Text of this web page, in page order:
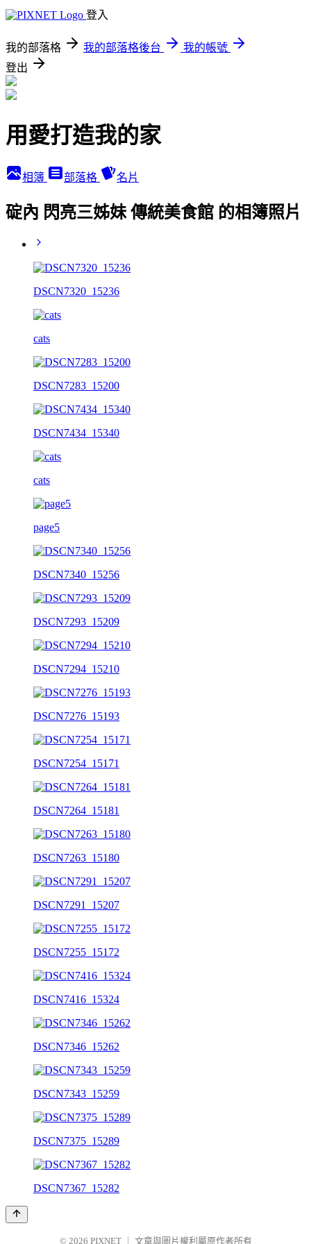
登入
我的部落格 我的部落格後台
我的帳號
登出
用愛打造我的家
相簿 部落格 名片
碇內 閃亮三姊妹 傳統美食館 的相簿照片
DSCN7320_15236
cats
DSCN7283_15200
DSCN7434_15340
cats
page5
DSCN7340_15256
DSCN7293_15209
DSCN7294_15210
DSCN7276_15193
DSCN7254_15171
DSCN7264_15181
DSCN7263_15180
DSCN7291_15207
DSCN7255_15172
DSCN7416_15324
DSCN7346_15262
DSCN7343_15259
DSCN7375_15289
DSCN7367_15282
© 2026 PIXNET 文章與圖片權利屬原作者所有